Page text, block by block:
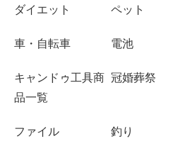
ダイエット ペット
車・自転車 電池
キャンドゥ工具商
品一覧
冠婚葬祭
ファイル 釣り